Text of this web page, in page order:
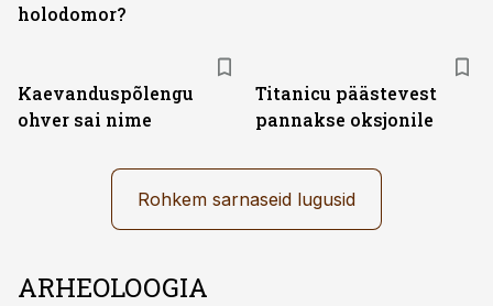
holodomor?
Kaevanduspõlengu
ohver sai nime
Titanicu päästevest
pannakse oksjonile
Rohkem sarnaseid lugusid
ARHEOLOOGIA